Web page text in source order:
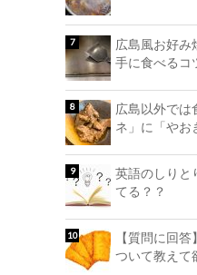
広島風お好み
手に食べるコ
広島以外では
ネ」に「やお
英語のしりと
てる？？
【質問に回
ついて教えて